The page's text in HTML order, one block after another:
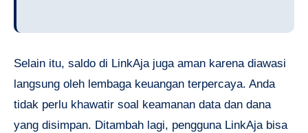
Selain itu, saldo di LinkAja juga aman karena diawasi
langsung oleh lembaga keuangan terpercaya. Anda
tidak perlu khawatir soal keamanan data dan dana
yang disimpan. Ditambah lagi, pengguna LinkAja bisa